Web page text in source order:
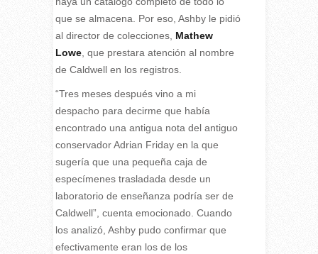
que se almacena. Por eso, Ashby le pidió
al director de colecciones, Mathew
Lowe, que prestara atención al nombre
de Caldwell en los registros.
“Tres meses después vino a mi
despacho para decirme que había
encontrado una antigua nota del antiguo
conservador Adrian Friday en la que
sugería que una pequeña caja de
especímenes trasladada desde un
laboratorio de enseñanza podría ser de
Caldwell”, cuenta emocionado. Cuando
los analizó, Ashby pudo confirmar que
efectivamente eran los de los